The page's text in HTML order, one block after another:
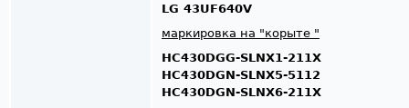
LG 43UF640V
маркировка на "корыте "
HC430DGG-SLNX1-211X
HC430DGN-SLNX5-5112
HC430DGN-SLNX6-211X